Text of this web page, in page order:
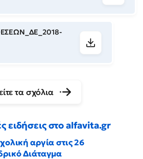
τα σχόλια
ειδήσεις στο alfavita.gr
αργία στις 26
Διάταγμα